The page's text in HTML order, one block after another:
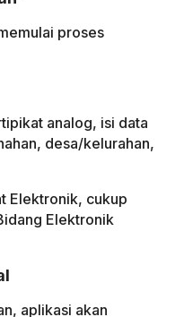
proses
analog, isi data
desa/kelurahan,
Elektronik, cukup
Elektronik
aplikasi akan